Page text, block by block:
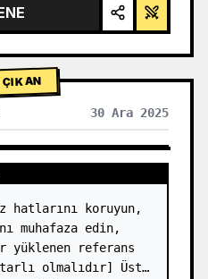
ÇIKAN
30 Ara 2025
hatlarını koruyun,
muhafaza edin,
yüklenen referans
olmalıdır] Üst